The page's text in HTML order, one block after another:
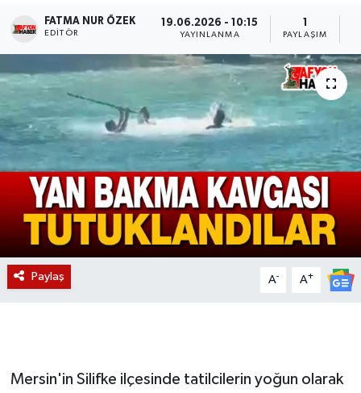
FATMA NUR ÖZEK
EDITÖR
19.06.2026 - 10:15
YAYINLANMA PAYLAŞIM
Paylaş A- A+
Mersin'in Silifke ilçesinde tatilcilerin yoğun olarak
Etkinlikler